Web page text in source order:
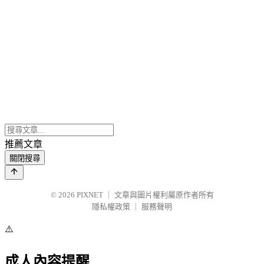
推薦文章
關閉搜尋
© 2026 PIXNET
文章與圖片權利屬原作者所有
隱私權政策
服務聲明
⚠️